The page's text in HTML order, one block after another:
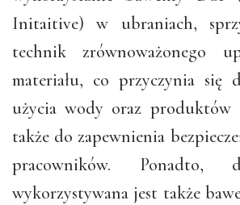
Initaitive) w ubraniach,
technik zrównoważonego
materiału, co przyczynia się
użycia wody oraz produktów
także do zapewnienia
pracowników. Ponadto,
wykorzystywana jest także